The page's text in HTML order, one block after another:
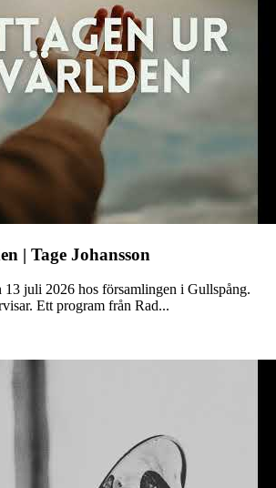
| Tage Johansson
13 juli 2026 hos församlingen i Gullspång.
Ett program från Rad...